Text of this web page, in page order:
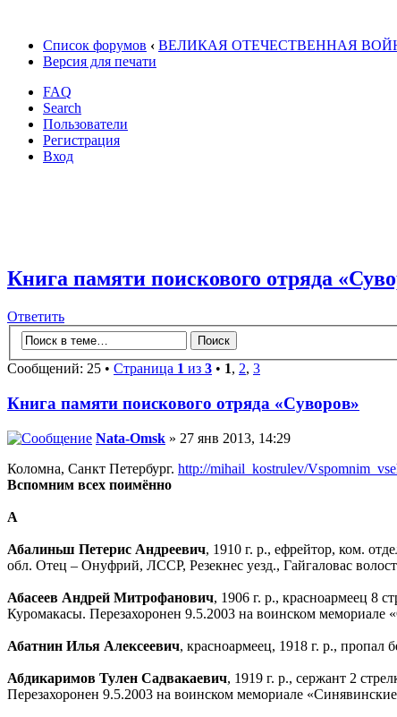
Список форумов ‹ ВЕЛИКАЯ ОТЕЧЕСТВЕННАЯ
Версия для печати
FAQ
Search
Пользователи
Регистрация
Вход
Книга памяти поискового отряда
Ответить
Сообщений: 25 • Страница 1 из 3 • 1, 2, 3
Книга памяти поискового отряда «Суворов»
Nata-Omsk » 27 янв 2013, 14:29
Коломна, Санкт Петербург. http://mihail_kostrulev/
Вспомним всех поимённо
А
Абалиньш Петерис Андреевич, 1910 г. р., ефрейтор, ком.
обл. Отец – Онуфрий, ЛССР, Резекнес уезд., Гайгаловас
Абасеев Андрей Митрофанович, 1906 г. р., красноармеец
Куромакасы. Перезахоронен 9.5.2003 на воинском мемориале
Абатнин Илья Алексеевич, красноармеец, 1918 г. р.,
Абдикаримов Тулен Садвакаевич, 1919 г. р., сержант 2
Перезахоронен 9.5.2003 на воинском мемориале